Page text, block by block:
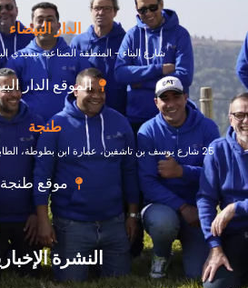
الدار البيضاء
شارع البناء - المنطقة الصناعية بسيدي
الموقع الدار
طنجة
25 شارع يوسف بن تاشفين، عمارة ابن بطوطة، الطابق الثاني، مكتب B2.16 – طنجة
موقع طنجة
النشرة